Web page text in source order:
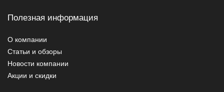
Полезная информация
О компании
Статьи и обзоры
Новости компании
Акции и скидки